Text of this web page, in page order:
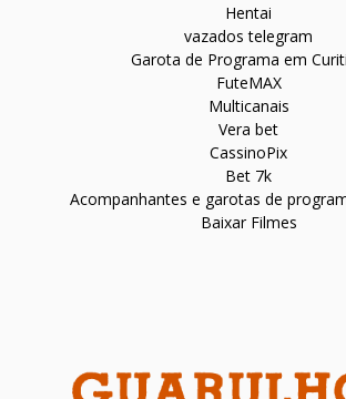
Hentai
vazados telegram
Garota de Programa em
FuteMAX
Multicanais
Vera bet
CassinoPix
Bet 7k
Acompanhantes e garotas de
Baixar Filmes